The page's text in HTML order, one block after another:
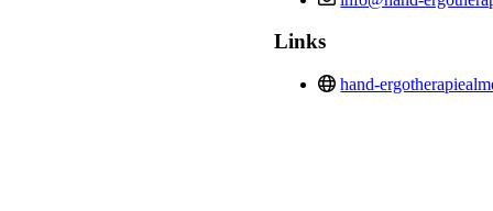
Links
hand-